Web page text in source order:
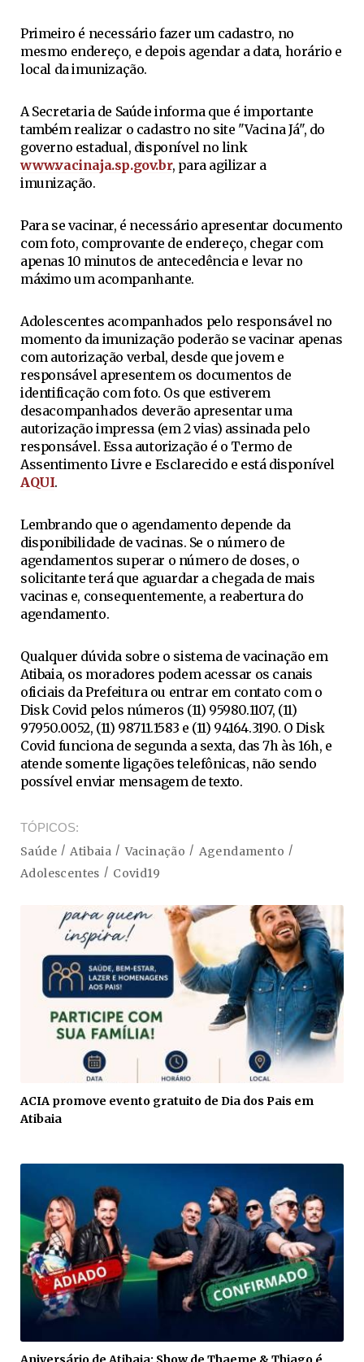
Primeiro é necessário fazer um cadastro, no
mesmo endereço, e depois agendar a data, horário e
local da imunização.
A Secretaria de Saúde informa que é importante
também realizar o cadastro no site "Vacina Já", do
governo estadual, disponível no link
www.vacinaja.sp.gov.br, para agilizar a
imunização.
Para se vacinar, é necessário apresentar documento
com foto, comprovante de endereço, chegar com
apenas 10 minutos de antecedência e levar no
máximo um acompanhante.
Adolescentes acompanhados pelo responsável no
momento da imunização poderão se vacinar apenas
com autorização verbal, desde que jovem e
responsável apresentem os documentos de
identificação com foto. Os que estiverem
desacompanhados deverão apresentar uma
autorização impressa (em 2 vias) assinada pelo
responsável. Essa autorização é o Termo de
Assentimento Livre e Esclarecido e está disponível
AQUI.
Lembrando que o agendamento depende da
disponibilidade de vacinas. Se o número de
agendamentos superar o número de doses, o
solicitante terá que aguardar a chegada de mais
vacinas e, consequentemente, a reabertura do
agendamento.
Qualquer dúvida sobre o sistema de vacinação em
Atibaia, os moradores podem acessar os canais
oficiais da Prefeitura ou entrar em contato com o
Disk Covid pelos números (11) 95980.1107, (11)
97950.0052, (11) 98711.1583 e (11) 94164.3190. O Disk
Covid funciona de segunda a sexta, das 7h às 16h, e
atende somente ligações telefônicas, não sendo
possível enviar mensagem de texto.
TÓPICOS
Saúde Atibaia Vacinação
Agendamento
Adolescentes
Covid19
ACIA promove evento gratuito de Dia dos Pais em
Atibaia